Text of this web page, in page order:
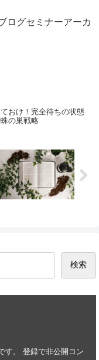
ログセミナーアーカ
おけ！完全待ちの状態
の巣戦略
検索
す。 登録で非公開コン